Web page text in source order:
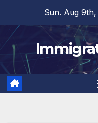
content
Sun. Aug 9th,